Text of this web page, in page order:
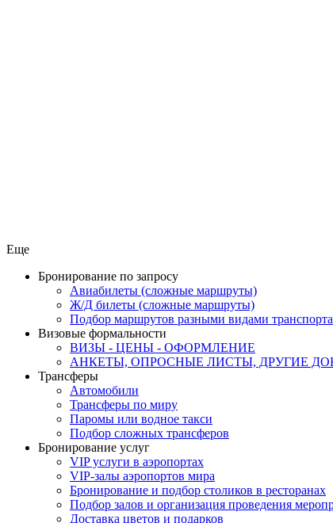
Еще
Бронирование по запросу
Авиабилеты (сложные маршруты)
Ж/Д билеты (сложные маршруты)
Подбор маршрутов разными видами транспорта
Визовые формальности
ВИЗЫ - ЦЕНЫ - ОФОРМЛЕНИЕ
АНКЕТЫ, ОПРОСНЫЕ ЛИСТЫ, ДРУГИЕ
Трансферы
Автомобили
Трансферы по миру
Паромы или водное такси
Подбор сложных трансферов
Бронирование услуг
VIP услуги в аэропортах
VIP-залы аэропортов мира
Бронирование и подбор столиков в ресторанах
Подбор залов и организация проведения
Доставка цветов и подарков